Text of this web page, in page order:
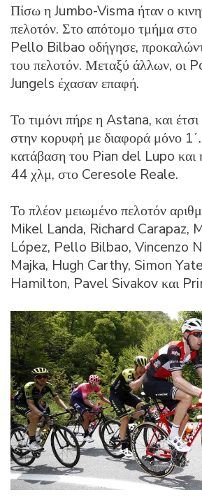
Πίσω η Jumbo-Visma ήταν ο
πελοτόν. Στο απότομο τμήμα
Pello Bilbao οδήγησε,
του πελοτόν. Μεταξύ άλλων, οι
Jungels έχασαν επαφή.
Το τιμόνι πήρε η Astana, και
στην κορυφή με διαφορά μόνο
κατάβαση του Pian del Lupo και
44 χλμ, στο Ceresole Reale.
Το πλέον μειωμένο πελοτόν
Mikel Landa, Richard Carapaz,
López, Pello Bilbao, Vincenzo
Majka, Hugh Carthy, Simon
Hamilton, Pavel Sivakov και